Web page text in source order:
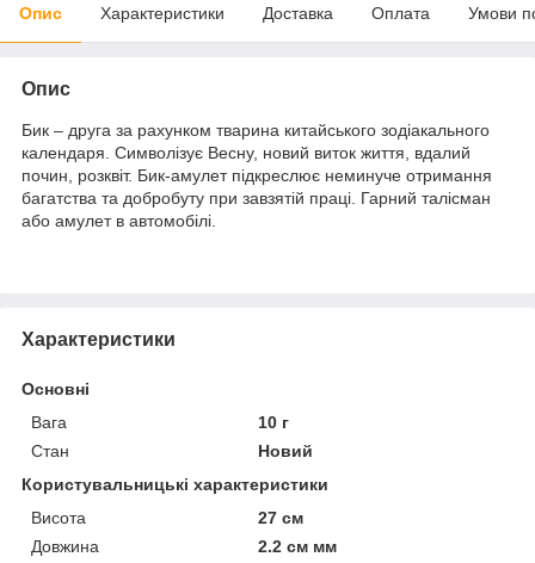
Опис Характеристики Доставка Оплата Умови
Опис
Бик – друга за рахунком тварина китайського зодіакального
календаря. Символізує Весну, новий виток життя, вдалий
почин, розквіт. Бик-амулет підкреслює неминуче отримання
багатства та добробуту при завзятій праці. Гарний талісман
або амулет в автомобілі.
Характеристики
Основні
Вага
10 г
Стан
Новий
Користувальницькі характеристики
Висота
27 см
Довжина
2.2 см мм